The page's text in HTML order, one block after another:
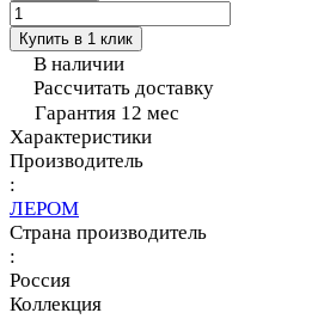
Купить в 1 клик
В наличии
Рассчитать доставку
Гарантия 12 мес
Характеристики
Производитель
:
ЛЕРОМ
Страна производитель
:
Россия
Коллекция